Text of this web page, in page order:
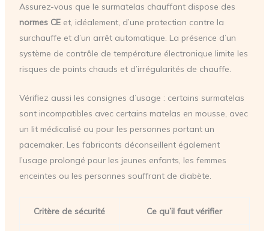
Assurez-vous que le surmatelas chauffant dispose des
normes CEet, idéalement, d’une protection contre la
surchauffe et d’un arrêt automatique. La présence d’un
système de contrôle de température électronique limite les
risques de points chauds et d’irrégularités de chauffe.
Vérifiez aussi les consignes d’usage : certains surmatelas
sont incompatibles avec certains matelas en mousse, avec
un lit médicalisé ou pour les personnes portant un
pacemaker. Les fabricants déconseillent également
l’usage prolongé pour les jeunes enfants, les femmes
enceintes ou les personnes souffrant de diabète.
Critère de sécurité Ce qu’il faut vérifier